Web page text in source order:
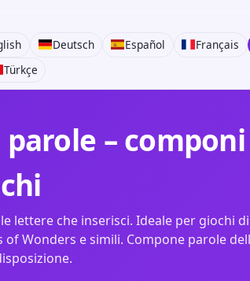
Deutsch Español Français
Türkçe
–
lettere che inserisci. Ideale per giochi
of Wonders e simili. Compone parole